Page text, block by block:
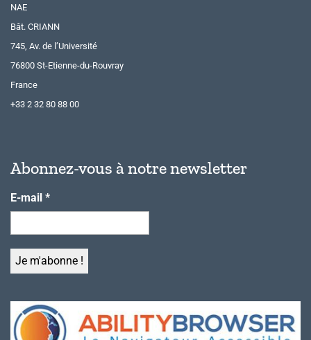
NAE
Bât. CRIANN
745, Av. de l’Université
76800 St-Etienne-du-Rouvray
France
+33 2 32 80 88 00
Abonnez-vous à notre newsletter
E-mail *